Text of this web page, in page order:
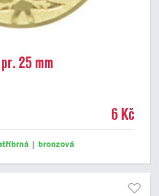
25 mm
6 Kč
| bronzová